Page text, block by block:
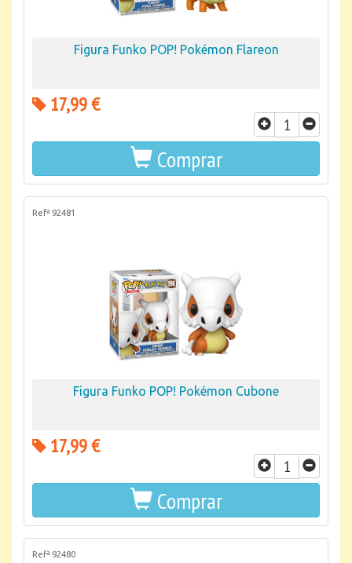
Figura Funko POP! Pokémon Flareon
17,99 €
Comprar
Refª 92481
Figura Funko POP! Pokémon Cubone
17,99 €
Comprar
Refª 92480